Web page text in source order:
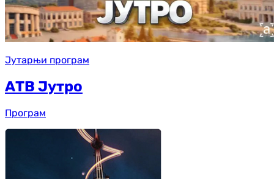
Јутарњи програм
АТВ Јутро
Програм